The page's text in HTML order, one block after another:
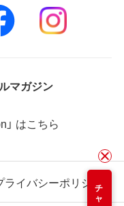
マガジン
」 はこちら
ライバシーポリシー